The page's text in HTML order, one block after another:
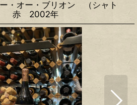
ー・オー・ブリオン （シャト
） 赤 2002年